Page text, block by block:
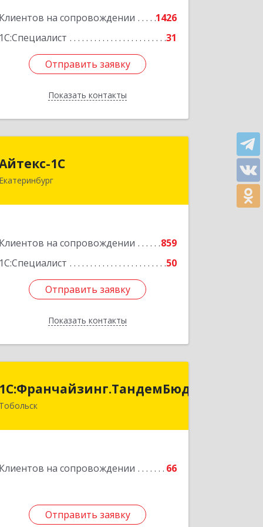
Клиентов на сопровождении
1426
1С:Специалист
31
Отправить заявку
Показать контакты
Подробнее
Отправить заявку
Назад
1С
Екатеринбург
Клиентов на сопровождении
859
1С:Специалист
50
Отправить заявку
Показать контакты
Подробнее
Отправить заявку
Назад
1С:Франчайзинг.ТандемБюджет
Тобольск
Клиентов на сопровождении 66
Отправить заявку
Отправить заявку